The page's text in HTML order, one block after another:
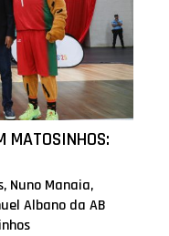
MATOSINHOS:
Nuno Manaia,
Albano da AB